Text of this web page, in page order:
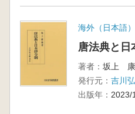
海外（日本語）
唐法典と日
著者： 坂上 康
発行元： 吉川
出版年： 2023/